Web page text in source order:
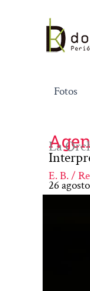
contenido
Fotos
La
E. B. /
26